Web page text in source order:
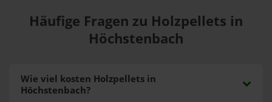
Häufige Fragen zu Holzpellets in
Höchstenbach
Wie viel kosten Holzpellets in
Höchstenbach?